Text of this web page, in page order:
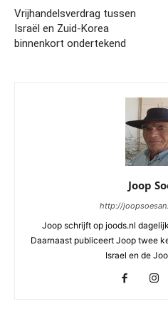
Vrijhandelsverdrag tussen
Israël en Zuid-Korea
binnenkort ondertekend
Joop
http://
Joop schrijft op joods.nl
Daarnaast publiceert Joop twee
Israel en de